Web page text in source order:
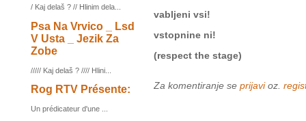
/ Kaj delaš ? // Hlinim dela...
Psa Na Vrvico _ Lsd
V Usta _ Jezik Za
Zobe
///// Kaj delaš ? //// Hlini...
Rog RTV Présente:
Un prédicateur d'une ...
vabljeni vsi!
vstopnine ni!
(respect the stage)
Za komentiranje se prijavioz.